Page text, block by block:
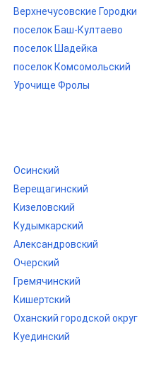
Верхнечусовские Городки
поселок Баш-Култаево
поселок Шадейка
поселок Комсомольский
Урочище Фролы
Осинский
Верещагинский
Кизеловский
Кудымкарский
Александровский
Очерский
Гремячинский
Кишертский
Оханский городской округ
Куединский